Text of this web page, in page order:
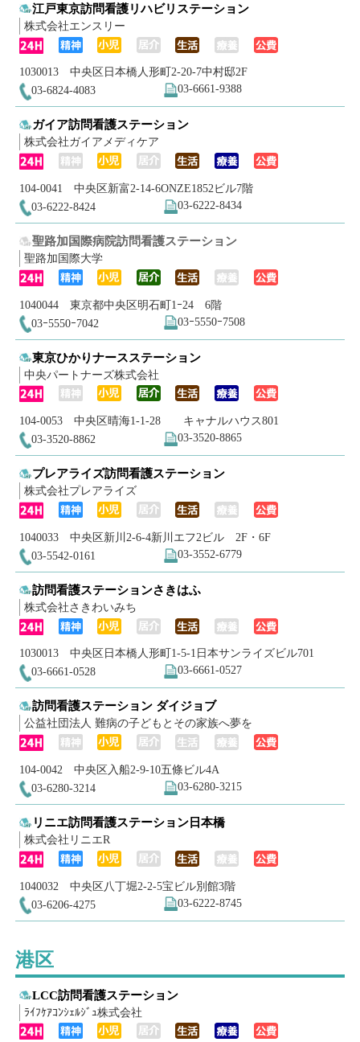
江戸東京訪問看護リハビリステーション
株式会社エンスリー
1030013 中央区日本橋人形町2-20-7中村邸2F
03-6824-4083
03-6661-9388
ガイア訪問看護ステーション
株式会社ガイアメディケア
104-0041 中央区新富2-14-6ONZE1852ビル7階
03-6222-8424
03-6222-8434
聖路加国際病院訪問看護ステーション
聖路加国際大学
1040044 東京都中央区明石町1ｰ24 6階
03ｰ5550ｰ7042
03ｰ5550ｰ7508
東京ひかりナースステーション
中央パートナーズ株式会社
104-0053 中央区晴海1-1-28 キャナルハウス801
03-3520-8862
03-3520-8865
プレアライズ訪問看護ステーション
株式会社プレアライズ
1040033 中央区新川2-6-4新川エフ2ビル 2F・6F
03-5542-0161
03-3552-6779
訪問看護ステーションさきはふ
株式会社さきわいみち
1030013 中央区日本橋人形町1-5-1日本サンライズビル701
03-6661-0528
03-6661-0527
訪問看護ステーション ダイジョブ
公益社団法人 難病の子どもとその家族へ夢を
104-0042 中央区入船2-9-10五條ビル4A
03-6280-3214
03-6280-3215
リニエ訪問看護ステーション日本橋
株式会社リニエR
1040032 中央区八丁堀2-2-5宝ビル別館3階
03-6206-4275
03-6222-8745
港区
LCC訪問看護ステーション
ﾗｲﾌｹｱｺﾝｼｪﾙｼﾞｭ株式会社